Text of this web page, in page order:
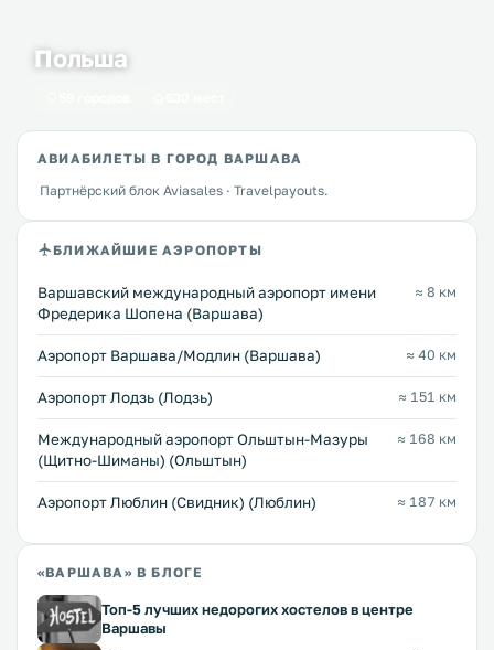
Польша
АВИАБИЛЕТЫ В ГОРОД ВАРШАВА
Партнёрский блок Aviasales · Travelpayouts.
БЛИЖАЙШИЕ АЭРОПОРТЫ
Варшавский международный аэропорт имени
Фредерика Шопена (Варшава)
≈ 8 км
Аэропорт Варшава/Модлин (Варшава) ≈ 40 км
Аэропорт Лодзь (Лодзь) ≈ 151 км
Международный аэропорт Ольштын-Мазуры
(Щитно-Шиманы) (Ольштын)
≈ 168 км
Аэропорт Люблин (Свидник) (Люблин) ≈ 187 км
«ВАРШАВА» В БЛОГЕ
Топ-5 лучших недорогих хостелов в центре
Варшавы